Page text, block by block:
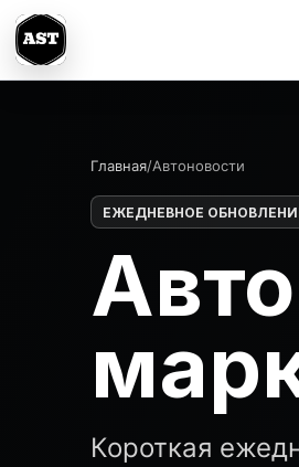
Главная/Автоновости
ЕЖЕДНЕВНОЕ
Короткая